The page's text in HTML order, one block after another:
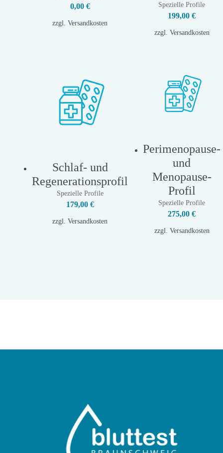
0,00 €
zzgl. Versandkosten
Spezielle Profile
199,00 €
zzgl. Versandkosten
Schlaf- und
Regenerationsprofil
Spezielle Profile
179,00 €
zzgl. Versandkosten
Perimenopause-
und
Menopause-
Profil
Spezielle Profile
275,00 €
zzgl. Versandkosten